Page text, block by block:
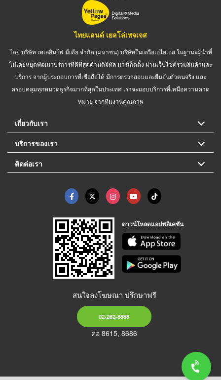
ไทยแลนด์ เยลโล่เพจเจส
โดย บริษัท เทเลอินโฟ มีเดีย จำกัด (มหาชน) บริษัทในเครือเอไอเอส ในฐานะผู้นำที่
ไม่เคยหยุดพัฒนาบริการที่ดีที่สุดด้านดิจิทัล มาร์เก็ตติ้ง ผ่านเว็บไซต์รวมสินค้าและ
บริการ จากผู้ประกอบการที่เชื่อถือได้ มีการตรวจสอบและยืนยันตัวตนจริง และ
ครอบคลุมทุกหมวดธุรกิจมากที่สุดในประเทศ เราจะมอบบริการที่เหนือความคาด
หมาย จากทีมงานคุณภาพ
เกี่ยวกับเรา
บริการของเรา
ติดต่อเรา
ดาวน์โหลดแอปพลิเคชัน
สนใจลงโฆษณา ปรึกษาฟรี
02-262-8888
ต่อ 8615, 8686